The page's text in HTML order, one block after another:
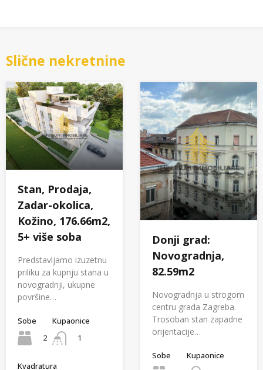
Slične nekretnine
Stan, Prodaja,
Zadar-okolica,
Kožino, 176.66m2,
5+ više soba
Predstavljamo izuzetnu
priliku za kupnju stana u
novogradnji, ukupne
površine…
Sobe
2
Kupaonice
1
Kvadratura
Donji grad:
Novogradnja,
82.59m2
Novogradnja u strogom
centru grada Zagreba.
Trosoban stan zapadne
orijentacije…
Sobe
Kupaonice